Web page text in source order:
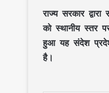
राज्य सरकार
को स्थानीय स्तर
हुआ यह संदेश
है।